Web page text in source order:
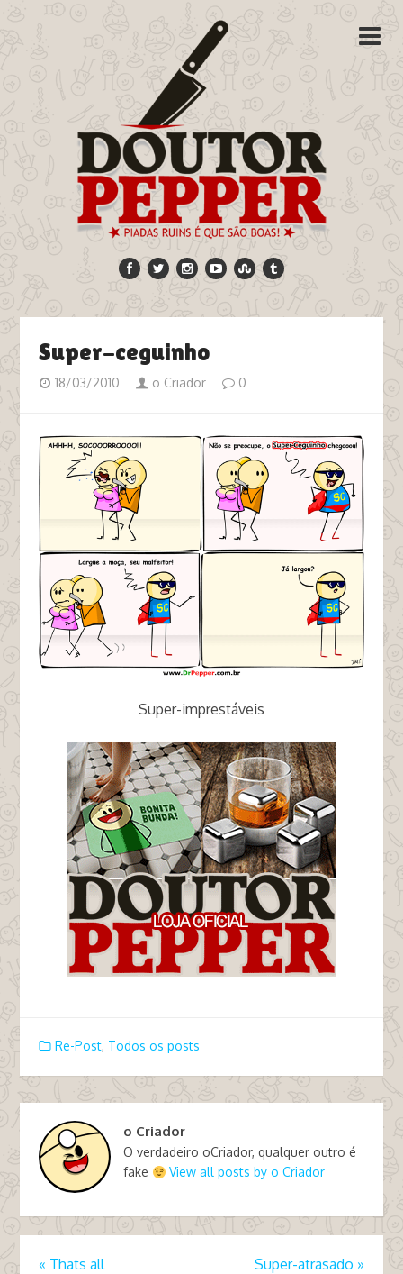
Super-ceguinho
18/03/2010 o Criador 0
Super-imprestáveis
Re-Post, Todos os posts
o Criador
O verdadeiro oCriador, qualquer outro é
fake
View all posts by o Criador
« Thats all Super-atrasado »